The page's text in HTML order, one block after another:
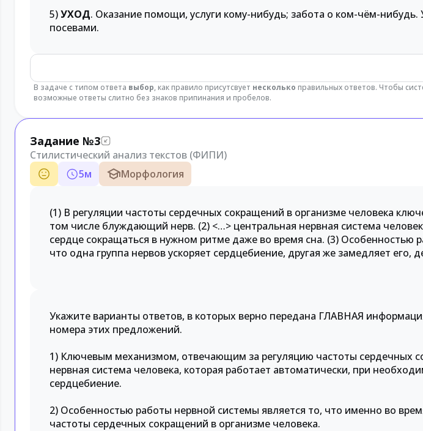
5)УХОД. Оказание помощи, услуги кому-нибудь; забота о ком-чём-
посевами.
В задаче с типом ответа выбор, как правило присутсвует несколько правильных ответов. Чтобы
возможные ответы слитно без знаков припинания и пробелов.
Задание №3
Стилистический анализ текстов (ФИПИ)
5м Морфология
(1) В регуляции частоты сердечных сокращений в организме человека
том числе блуждающий нерв. (2) <…> центральная нервная система
сердце сокращаться в нужном ритме даже во время сна. (3) Особенностью
что одна группа нервов ускоряет сердцебиение, другая же замедляет его,
Укажите варианты ответов, в которых верно передана ГЛАВНАЯ
номера этих предложений.
1) Ключевым механизмом, отвечающим за регуляцию частоты сердечных
нервная система человека, которая работает автоматически, при
сердцебиение.
2) Особенностью работы нервной системы является то, что именно во
частоты сердечных сокращений в организме человека.